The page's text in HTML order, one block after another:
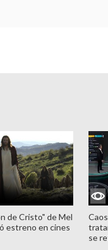
de Cristo" de Mel
estreno en cines
se